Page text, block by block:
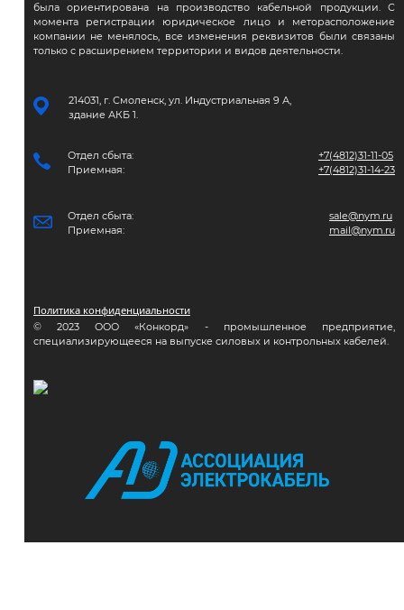
была ориентирована на производство кабельной продукции. С
момента регистрации юридическое лицо и меторасположение
компании не менялось, все изменения реквизитов были связаны
только с расширением территории и видов деятельности.
214031, г. Смоленск, ул. Индустриальная 9 А,
здание АКБ 1.
Отдел сбыта:
Приемная:
+7(4812)31-11-05
+7(4812)31-14-23
Отдел сбыта:
Приемная:
sale@nym.ru
mail@nym.ru
Политика конфиденциальности
© 2023 ООО «Конкорд» - промышленное предприятие,
специализирующееся на выпуске силовых и контрольных кабелей.